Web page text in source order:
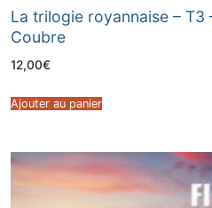
La trilogie royannaise – T3
Coubre
12,00€
Ajouter au panier